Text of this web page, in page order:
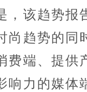
，该趋势报
尚趋势的同
费端、提供
响力的媒体